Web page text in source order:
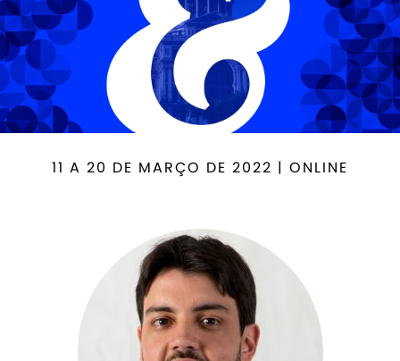
11 A 20 DE MARÇO DE 2022 | ONLINE